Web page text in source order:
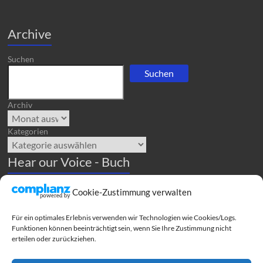
Cookie-Zustimmung verwalten
Für ein optimales Erlebnis verwenden wir Technologien wie Cookies/Logs.
Funktionen können beeinträchtigt sein, wenn Sie Ihre Zustimmung nicht
erteilen oder zurückziehen.
Archive
Suchen
Suchen
Archiv
Kategorien
Hear our Voice - Buch
Hear our Voice" und weitere Bücher der Frauenbewegung könnt
Translation-Traduction (automated)